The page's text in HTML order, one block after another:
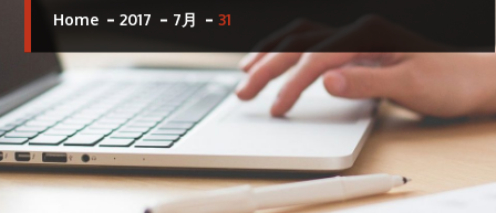
Home 2017 7月 31